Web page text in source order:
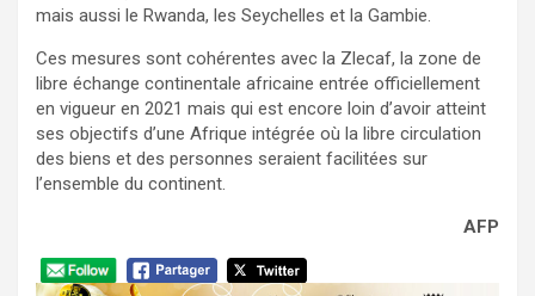
mais aussi le Rwanda, les Seychelles et la Gambie.
Ces mesures sont cohérentes avec la Zlecaf, la zone de
libre échange continentale africaine entrée officiellement
en vigueur en 2021 mais qui est encore loin d’avoir atteint
ses objectifs d’une Afrique intégrée où la libre circulation
des biens et des personnes seraient facilitées sur
l’ensemble du continent.
AFP